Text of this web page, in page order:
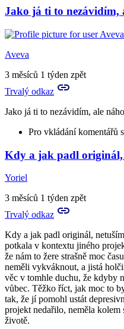
In
reply
to
Já
bych
asi
všechno,
by
Jako já ti to
Aveva
3 měsíců 1 týden zpět
Trvalý odkaz
Jako já ti to nezávidím, ale
Pro vkládání komentářů
In
reply
to
Prosím
tě
a
mi
nějak…
by
Aries
Kdy a jak padl
Yoriel
3 měsíců 1 týden zpět
Trvalý odkaz
Kdy a jak padl originál,
potkala v kontextu jiného
že nám to žere strašně moc
neměli vykváknout, a jistá
věc v tomhle duchu, že kdyby
vůbec. Těžko říct, jak moc to
tak, že jí pomohl ustát
projekt nedařilo, neměla
životě.